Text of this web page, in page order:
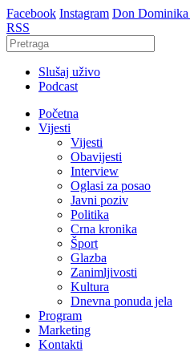
Facebook Instagram Don
RSS
Slušaj uživo
Podcast
Početna
Vijesti
Vijesti
Obavijesti
Interview
Oglasi za posao
Javni poziv
Politika
Crna kronika
Šport
Glazba
Zanimljivosti
Kultura
Dnevna ponuda jela
Program
Marketing
Kontakti